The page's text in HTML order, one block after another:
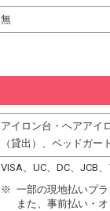
無
アイロン台・ヘア
（貸出）、ベッドガー
VISA、UC、DC、JCB
一部の現地払いプ
また、事前払い・